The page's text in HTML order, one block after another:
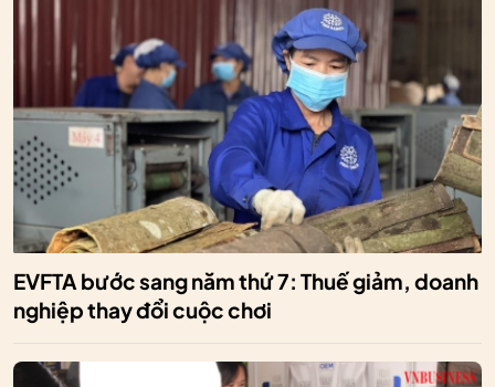
EVFTA bước sang năm thứ 7: Thuế giảm, doanh
nghiệp thay đổi cuộc chơi